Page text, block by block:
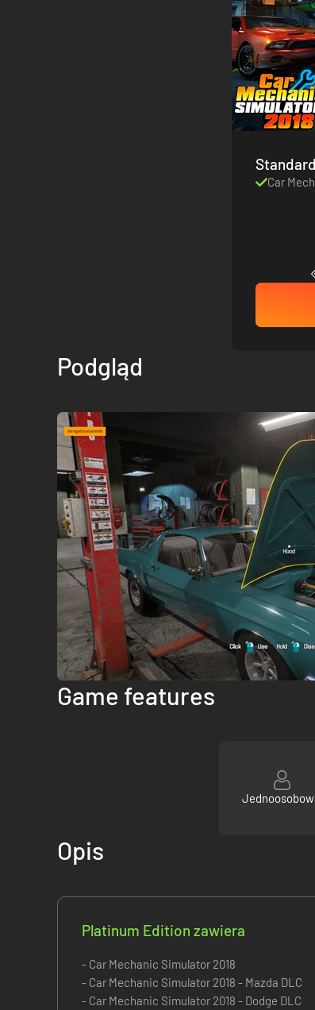
Car
Podgląd
Game features
Opis
Platinum Edition zawiera
- Car Mechanic Simulator 2018
- Car Mechanic Simulator 2018 - Mazda DLC
- Car Mechanic Simulator 2018 - Dodge DLC